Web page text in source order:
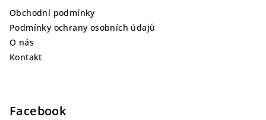
Obchodní podmínky
Podmínky ochrany osobních údajů
O nás
Kontakt
Facebook